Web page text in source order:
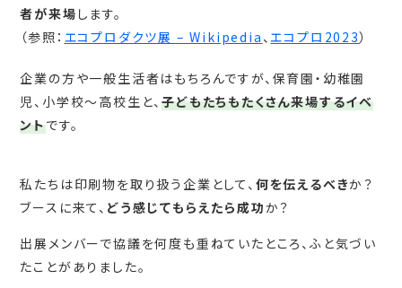
者が来場 します。
（参照： エコプロダクツ展 – Wikipedia 、エコプロ2023）
企業の方や一般生活者はもちろんですが、保育園・幼稚園
児、小学校～高校生と、子どもたちもたくさん来場するイベ
ントです。
私たちは印刷物を取り扱う企業として、 何を伝えるべきか？
ブースに来て、 どう感じてもらえたら成功か？
出展メンバーで協議を何度も重ねていたところ、ふと気づい
たことがありました。